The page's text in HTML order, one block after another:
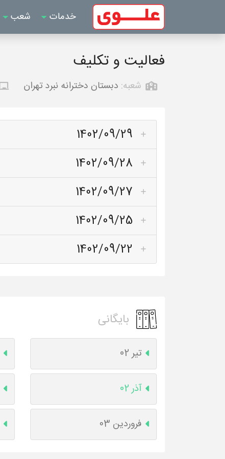
خدمات شعب
فعالیت و تکلیف
شعبه: دبستان دخترانه نبرد تهران
1402/09/29
1402/09/28
1402/09/27
1402/09/25
1402/09/22
بایگانی
تیر 02
آذر 02
فروردین 03